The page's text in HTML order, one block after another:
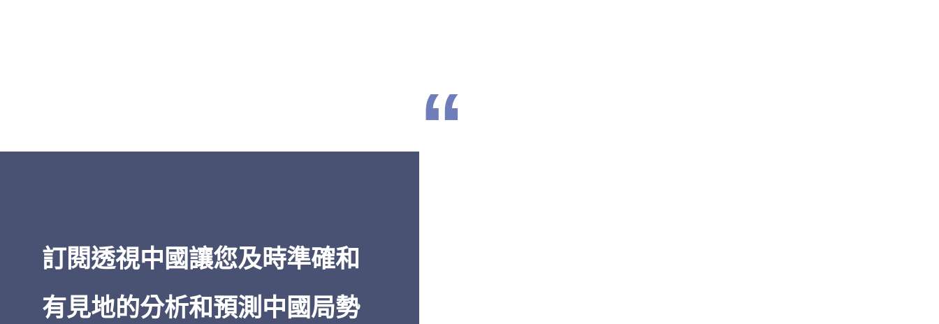
情報，透視中國都是獨一無二的。」
美國前海軍密碼專家
訂閱透視中國讓您及時準確和
有見地的分析和預測中國局勢
“